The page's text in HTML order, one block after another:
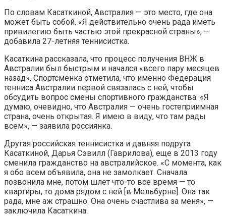
По словам Касаткиной, Австралия — это место, где она
может быть собой. «Я действительно очень рада иметь
привилегию быть частью этой прекрасной страны», —
добавила 27-летняя теннисистка.
Касаткина рассказала, что процесс получения ВНЖ в
Австралии был быстрым и начался «всего пару месяцев
назад». Спортсменка отметила, что именно Федерация
тенниса Австралии первой связалась с ней, чтобы
обсудить вопрос смены спортивного гражданства. «Я
думаю, очевидно, что Австралия — очень гостеприимная
страна, очень открытая. Я имею в виду, что там рады
всем», — заявила россиянка.
Другая российская теннисистка и давняя подруга
Касаткиной, Дарья Сэвилл (Гаврилова), еще в 2013 году
сменила гражданство на австралийское. «С момента, как
я обо всем объявила, она не замолкает. Сначала
позвонила мне, потом шлет что-то все время — то
квартиры, то дома рядом с ней [в Мельбурне]. Она так
рада, мне аж страшно. Она очень счастлива за меня», —
заключила Касаткина.